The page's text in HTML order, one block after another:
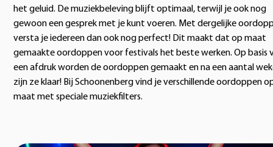
het geluid. De muziekbeleving blijft optimaal, terwijl je ook nog
gewoon een gesprek met je kunt voeren. Met dergelijke
versta je iedereen dan ook nog perfect! Dit maakt dat op maat
gemaakte oordoppen voor festivals het beste werken. Op basis
een afdruk worden de oordoppen gemaakt en na een aantal
zijn ze klaar! Bij Schoonenberg vind je verschillende oordoppen
maat met speciale muziekfilters.